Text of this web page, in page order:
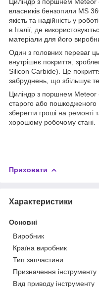
власників бензопили MS
якість та надійність у
в Італії, де
матеріали для його
Один з головних переваг
внутрішнє покриття,
Silicon Carbide). Це
забруднень, що збільшує
Циліндр з поршнем Meteor
старого або
зберегти гроші на ремонті
хорошому робочому стані.
Приховати
Характеристики
Основні
Виробник
Країна виробник
Тип запчастини
Призначення інструменту
Вид приводу інструменту